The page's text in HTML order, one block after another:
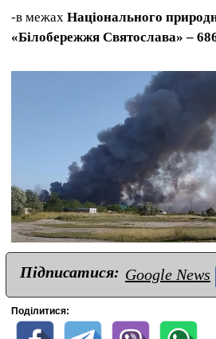
-в межах Національного
«Білобережжя Святослава» –
Підписатися: Google News
Поділитися: